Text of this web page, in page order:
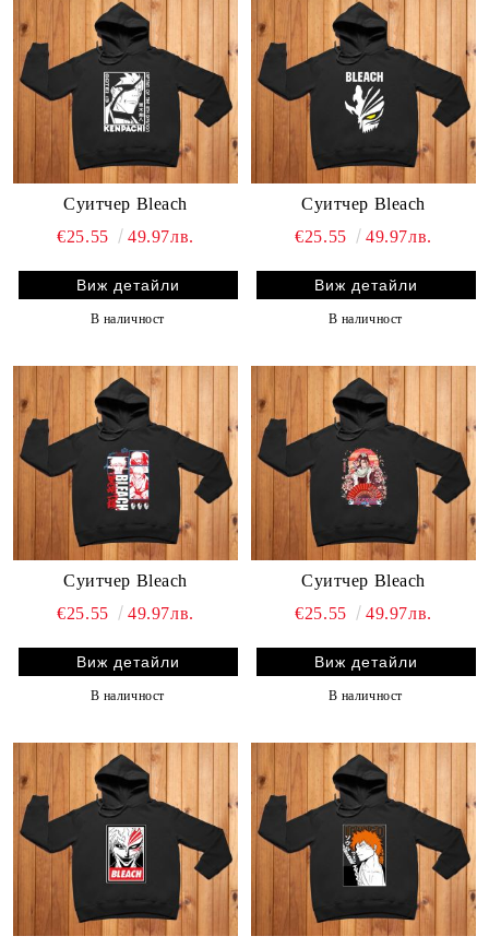
Суитчер Bleach
€25.55
49.97лв.
Виж детайли
В наличност
Суитчер Bleach
€25.55
49.97лв.
Виж детайли
В наличност
Суитчер Bleach
€25.55
49.97лв.
Виж детайли
В наличност
Суитчер Bleach
€25.55
49.97лв.
Виж детайли
В наличност